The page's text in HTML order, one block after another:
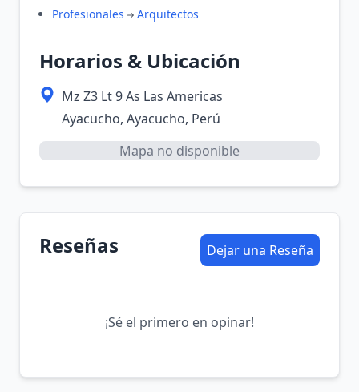
Profesionales
Arquitectos
Horarios & Ubicación
Mz Z3 Lt 9 As Las Americas
Ayacucho, Ayacucho, Perú
Mapa no disponible
Reseñas Dejar una Reseña
¡Sé el primero en opinar!